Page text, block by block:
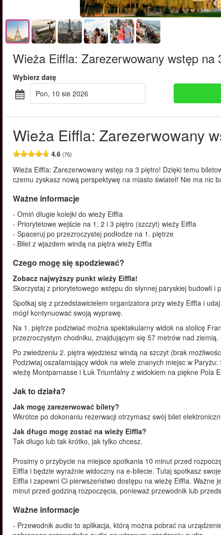
Wieża Eiffla: Zarezerwowany wstęp na
Wybierz datę
pon, 10 sie 2026
Wieża Eiffla: Zarezerwowany
4.6 (75)
Wieża Eiffla: Zarezerwowany wstęp na 3 piętro! Dzięki temu
czemu zyskasz nową perspektywę na miasto świateł! Nie ma nic
Ważne informacje
- Omiń długie kolejki do wieży Eiffla
- Priorytetowe wejście na 1, 2 i 3 piętro (szczyt) wieży Eiffla
- Spaceruj po przezroczystej podłodze na 1. piętrze
- Bilet z wjazdem windą na piętra wieży Eiffla
Czego mogę się spodziewać?
Zobacz najwyższy punkt wieży Eiffla!
Skorzystaj z priorytetowego wstępu do słynnej paryskiej budowli i
Spotkaj się z przedstawicielem organizatora przy wieży Eiffla i
mógł kontynuować swoją wyprawę.
Na 1. piętrze podziwiać można spektakularny widok na stolicę
przezroczystym chodniku, znajdującym się 57 metrów nad
Po zwiedzeniu 2. piętra wjedziesz windą na szczyt (brak
Podziwiaj oszałamiający widok na wiele znanych miejsc w
wieżę Montparnasse i Łuk Triumfalny z widokiem na piękne Pola
Jak to działa?
Jak mogę zarezerwować bilety?
Wkrótce po dokonaniu rezerwacji otrzymasz swój bilet
Jak długo mogę zostać na wieży Eiffla?
Tak długo lub tak krótko, jak tylko chcesz.
Prosimy o przybycie na miejsce spotkania 10 minut przed
Eiffla i będzie wyraźnie widoczny na e-bilecie. Tutaj spotkasz
Eiffla i zapewni Ci pierwszeństwo dostępu na wieżę Eiffla.
minut przed godziną rozpoczęcia, ponieważ przewodnik lub
Ważne informacje
- Przewodnik audio to aplikacja, którą można pobrać na